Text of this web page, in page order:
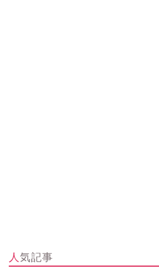
人気記事